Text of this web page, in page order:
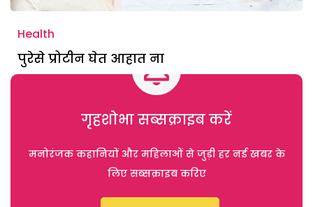
Health
पुरेसे प्रोटीन घेत आहात ना
गृहशोभा सब्सक्राइब करें
मनोरंजक कहानियों और महिलाओं से जुड़ी हर नई खबर के
लिए सब्सक्राइब करिए